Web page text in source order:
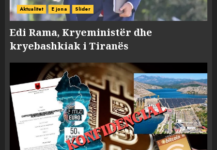
Aktualitet E jona Slider
Edi Rama, Kryeministër dhe
kryebashkiak i Tiranës